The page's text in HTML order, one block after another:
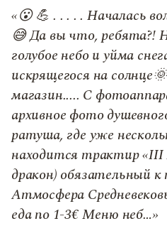
«😮 💪 . . . . . Началась
😅 Да вы что, ребята?!
голубое небо и уйма
искрящегося на
магазин..... С
архивное фото
ратуша, где уже
находится трактир «III
дракон) обязательный
Атмосфера
еда по 1-3€ Меню неб…»